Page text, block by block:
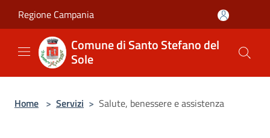
Regione Campania
Comune di Santo Stefano del
Sole
Home > Servizi > Salute, benessere e assistenza